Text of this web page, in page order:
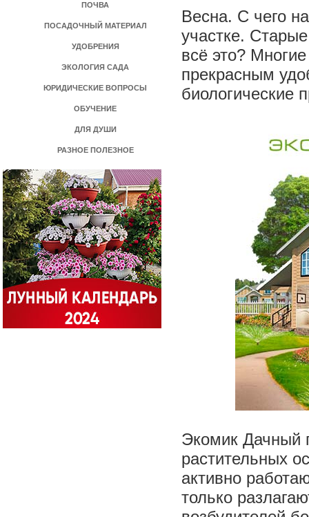
ПОЧВА
ПОСАДОЧНЫЙ МАТЕРИАЛ
УДОБРЕНИЯ
ЭКОЛОГИЯ САДА
ЮРИДИЧЕСКИЕ ВОПРОСЫ
ОБУЧЕНИЕ
ДЛЯ ДУШИ
РАЗНОЕ ПОЛЕЗНОЕ
Весна. С чего
участке.
всё это?
прекрасным
биологические
Экомик Дачный
растительных
активно
только